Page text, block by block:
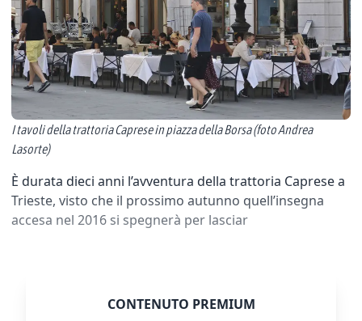
I tavoli della trattoria Caprese in piazza della Borsa (foto Andrea
Lasorte)
È durata dieci anni l’avventura della trattoria Caprese a
Trieste, visto che il prossimo autunno quell’insegna
accesa nel 2016 si spegnerà per lasciar
CONTENUTO PREMIUM